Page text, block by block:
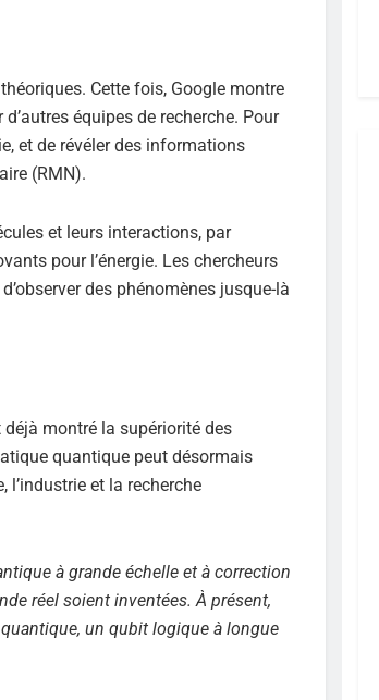
Cette fois, Google montre
équipes de recherche. Pour
et de révéler des informations
(RMN).
et leurs interactions, par
pour l’énergie. Les chercheurs
des phénomènes jusque-là
montré la supériorité des
quantique peut désormais
l’industrie et la recherche
à grande échelle et à correction
réel soient inventées. À présent,
un qubit logique à longue